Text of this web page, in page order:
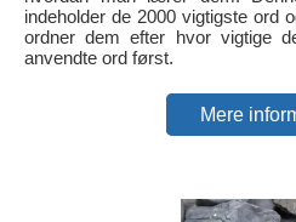
indeholder de 2000 vigtigste
ordner dem efter hvor vigtige
anvendte ord først.
Mere